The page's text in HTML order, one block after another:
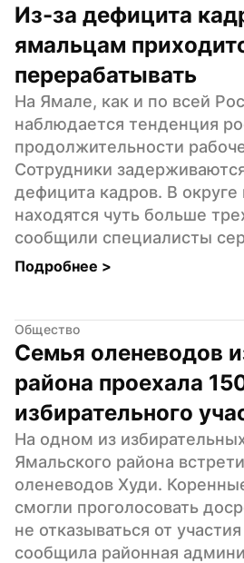
Из-за дефицита
ямальцам
перерабатывать
На Ямале, как и по всей
наблюдается тенденция
продолжительности
Сотрудники
дефицита кадров. В
находятся чуть больше
сообщили специалисты
Подробнее >
Общество
Семья оленеводов
района проехала
избирательного
На одном из
Ямальского района
оленеводов Худи.
смогли проголосовать
не отказываться от
сообщила районная